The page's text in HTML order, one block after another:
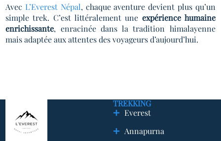
Avec L’Everest Népal, chaque aventure devient plus qu’un
simple trek. C’est littéralement une expérience humaine
enrichissante, enracinée dans la tradition himalayenne
mais adaptée aux attentes des voyageurs d’aujourd’hui.
TREKKING
Everest
Annapurna